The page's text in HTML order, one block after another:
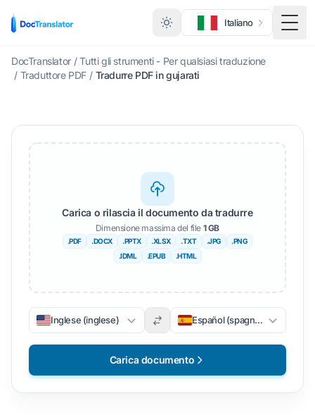
Italiano
DocTranslator / Tutti gli strumenti - Per qualsiasi traduzione
/ Traduttore PDF / Tradurre PDF in gujarati
Carica o rilascia il documento da tradurre
Dimensione massima del file 1 GB
.PDF .DOCX .PPTX .XLSX .TXT .JPG
.PNG
.IDML
.EPUB .HTML
Inglese (inglese) Español (spagnolo)
Carica documento